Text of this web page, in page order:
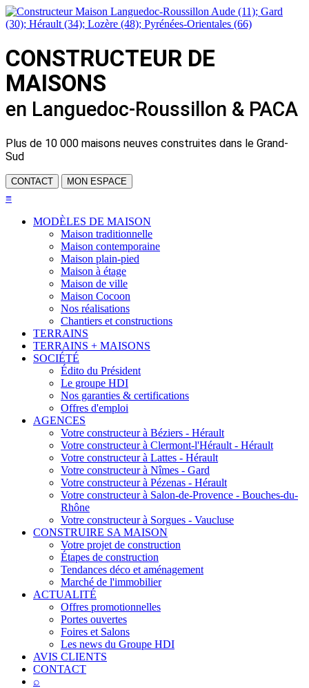
CONSTRUCTEUR DE
MAISONS
en Languedoc-Roussillon & PACA
Plus de 10 000 maisons neuves construites dans le Grand-
Sud
CONTACT MON ESPACE
≡
MODÈLES DE MAISON
Maison traditionnelle
Maison contemporaine
Maison plain-pied
Maison à étage
Maison de ville
Maison Cocoon
Nos réalisations
Chantiers et constructions
TERRAINS
TERRAINS + MAISONS
SOCIÉTÉ
Édito du Président
Le groupe HDI
Nos garanties & certifications
Offres d'emploi
AGENCES
Votre constructeur à Béziers - Hérault
Votre constructeur à Clermont-l'Hérault - Hérault
Votre constructeur à Lattes - Hérault
Votre constructeur à Nîmes - Gard
Votre constructeur à Pézenas - Hérault
Votre constructeur à Salon-de-Provence - Bouches-du-
Rhône
Votre constructeur à Sorgues - Vaucluse
CONSTRUIRE SA MAISON
Votre projet de construction
Étapes de construction
Tendances déco et aménagement
Marché de l'immobilier
ACTUALITÉ
Offres promotionnelles
Portes ouvertes
Foires et Salons
Les news du Groupe HDI
AVIS CLIENTS
CONTACT
⌕